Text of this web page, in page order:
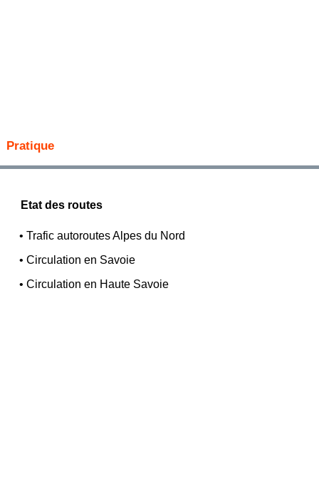
Pratique
Etat des routes
• Trafic autoroutes Alpes du Nord
• Circulation en Savoie
• Circulation en Haute Savoie